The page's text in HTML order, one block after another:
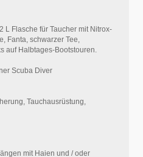
L Flasche für Taucher mit Nitrox-
Fanta, schwarzer Tee,
auf Halbtages-Bootstouren.
Scuba Diver
Tauchausrüstung,
mit Haien und / oder